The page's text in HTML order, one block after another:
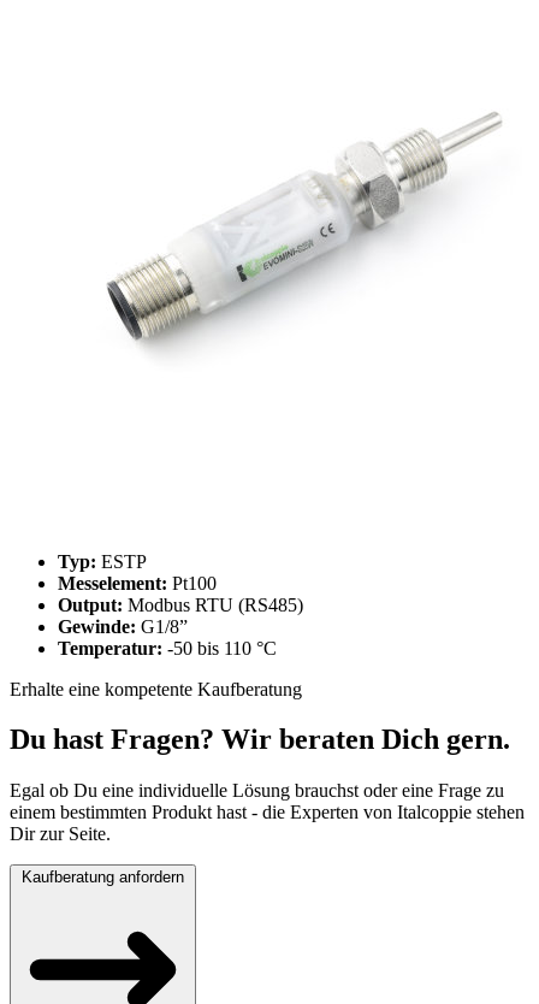
Typ: ESTP
Messelement: Pt100
Output: Modbus RTU (RS485)
Gewinde: G1/8”
Temperatur: -50 bis 110 °C
Erhalte eine kompetente Kaufberatung
Du hast Fragen? Wir beraten Dich gern.
Egal ob Du eine individuelle Lösung brauchst oder eine Frage zu
einem bestimmten Produkt hast - die Experten von Italcoppie stehen
Dir zur Seite.